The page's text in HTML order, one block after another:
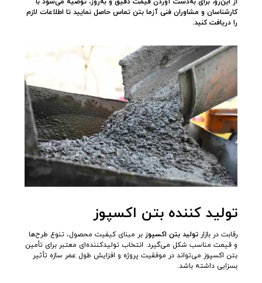
از این‌رو، برای به‌دست آوردن قیمت دقیق و به‌روز، توصیه می‌شود با
کارشناسان و مشاوران فنی آزما بتن تماس حاصل نمایید تا اطلاعات لازم
را دریافت کنید.
تولید کننده بتن اکسپوز
رقابت در بازارتولید بتن اکسپوز بر مبنای کیفیت محصول، تنوع طرح‌ها
و قیمت مناسب شکل می‌گیرد. انتخاب تولیدکننده‌ای معتبر برای تأمین
بتن اکسپوز می‌تواند در موفقیت پروژه و افزایش طول عمر سازه تأثیر
بسزایی داشته باشد.